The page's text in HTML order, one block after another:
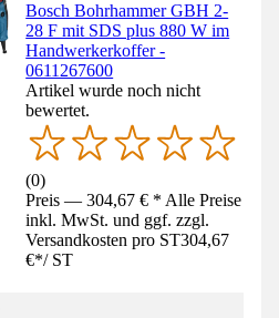
Bosch Bohrhammer GBH 2-
28 F mit SDS plus 880 W im
Handwerkerkoffer -
0611267600
Artikel wurde noch nicht
bewertet.
(0)
Preis — 304,67 € * Alle Preise
inkl. MwSt. und ggf. zzgl.
Versandkosten pro ST304,67
€*/ ST